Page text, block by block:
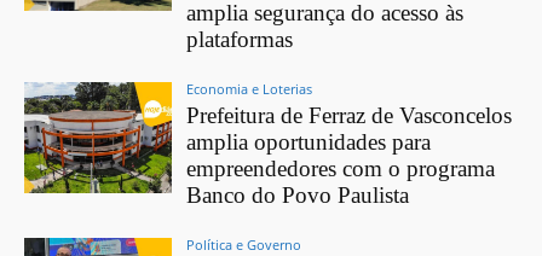
amplia segurança do acesso às
plataformas
Economia e Loterias
Prefeitura de Ferraz de Vasconcelos
amplia oportunidades para
empreendedores com o programa
Banco do Povo Paulista
Política e Governo